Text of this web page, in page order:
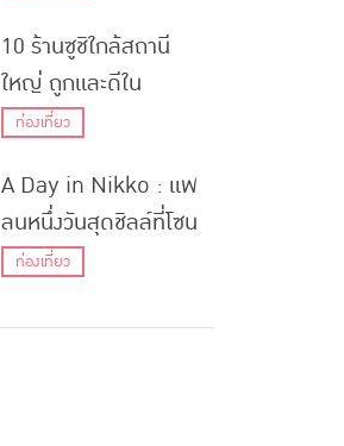
10 ร้านซูชิใกล้สถานี
ใหญ่ ถูกและดีใน
โตเกียว!
ท่องเที่ยว
A Day in Nikko : แพ
ลนหนึ่งวันสุดชิลล์ที่โซน
มรดกโลก “นิกโก้” ฉบับ
ท่องเที่ยว